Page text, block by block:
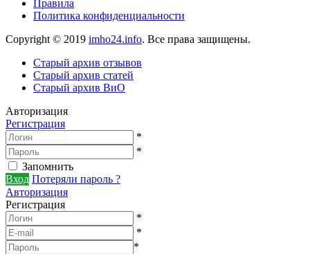
Правила
Политика конфиденциальности
Copyright © 2019 imho24.info. Все права защищены.
Старый архив отзывов
Старый архив статей
Старый архив ВиО
Авторизация
Регистрация
*
*
Запомнить
Вход Потеряли пароль ?
Авторизация
Регистрация
*
*
*